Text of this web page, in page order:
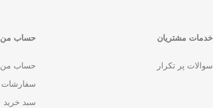
خدمات مشتریان
سوالات پر تکرار
حساب من
حساب من
سفارشات
سبد خرید